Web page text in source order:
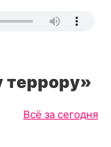
террору»
Всё за сегодня